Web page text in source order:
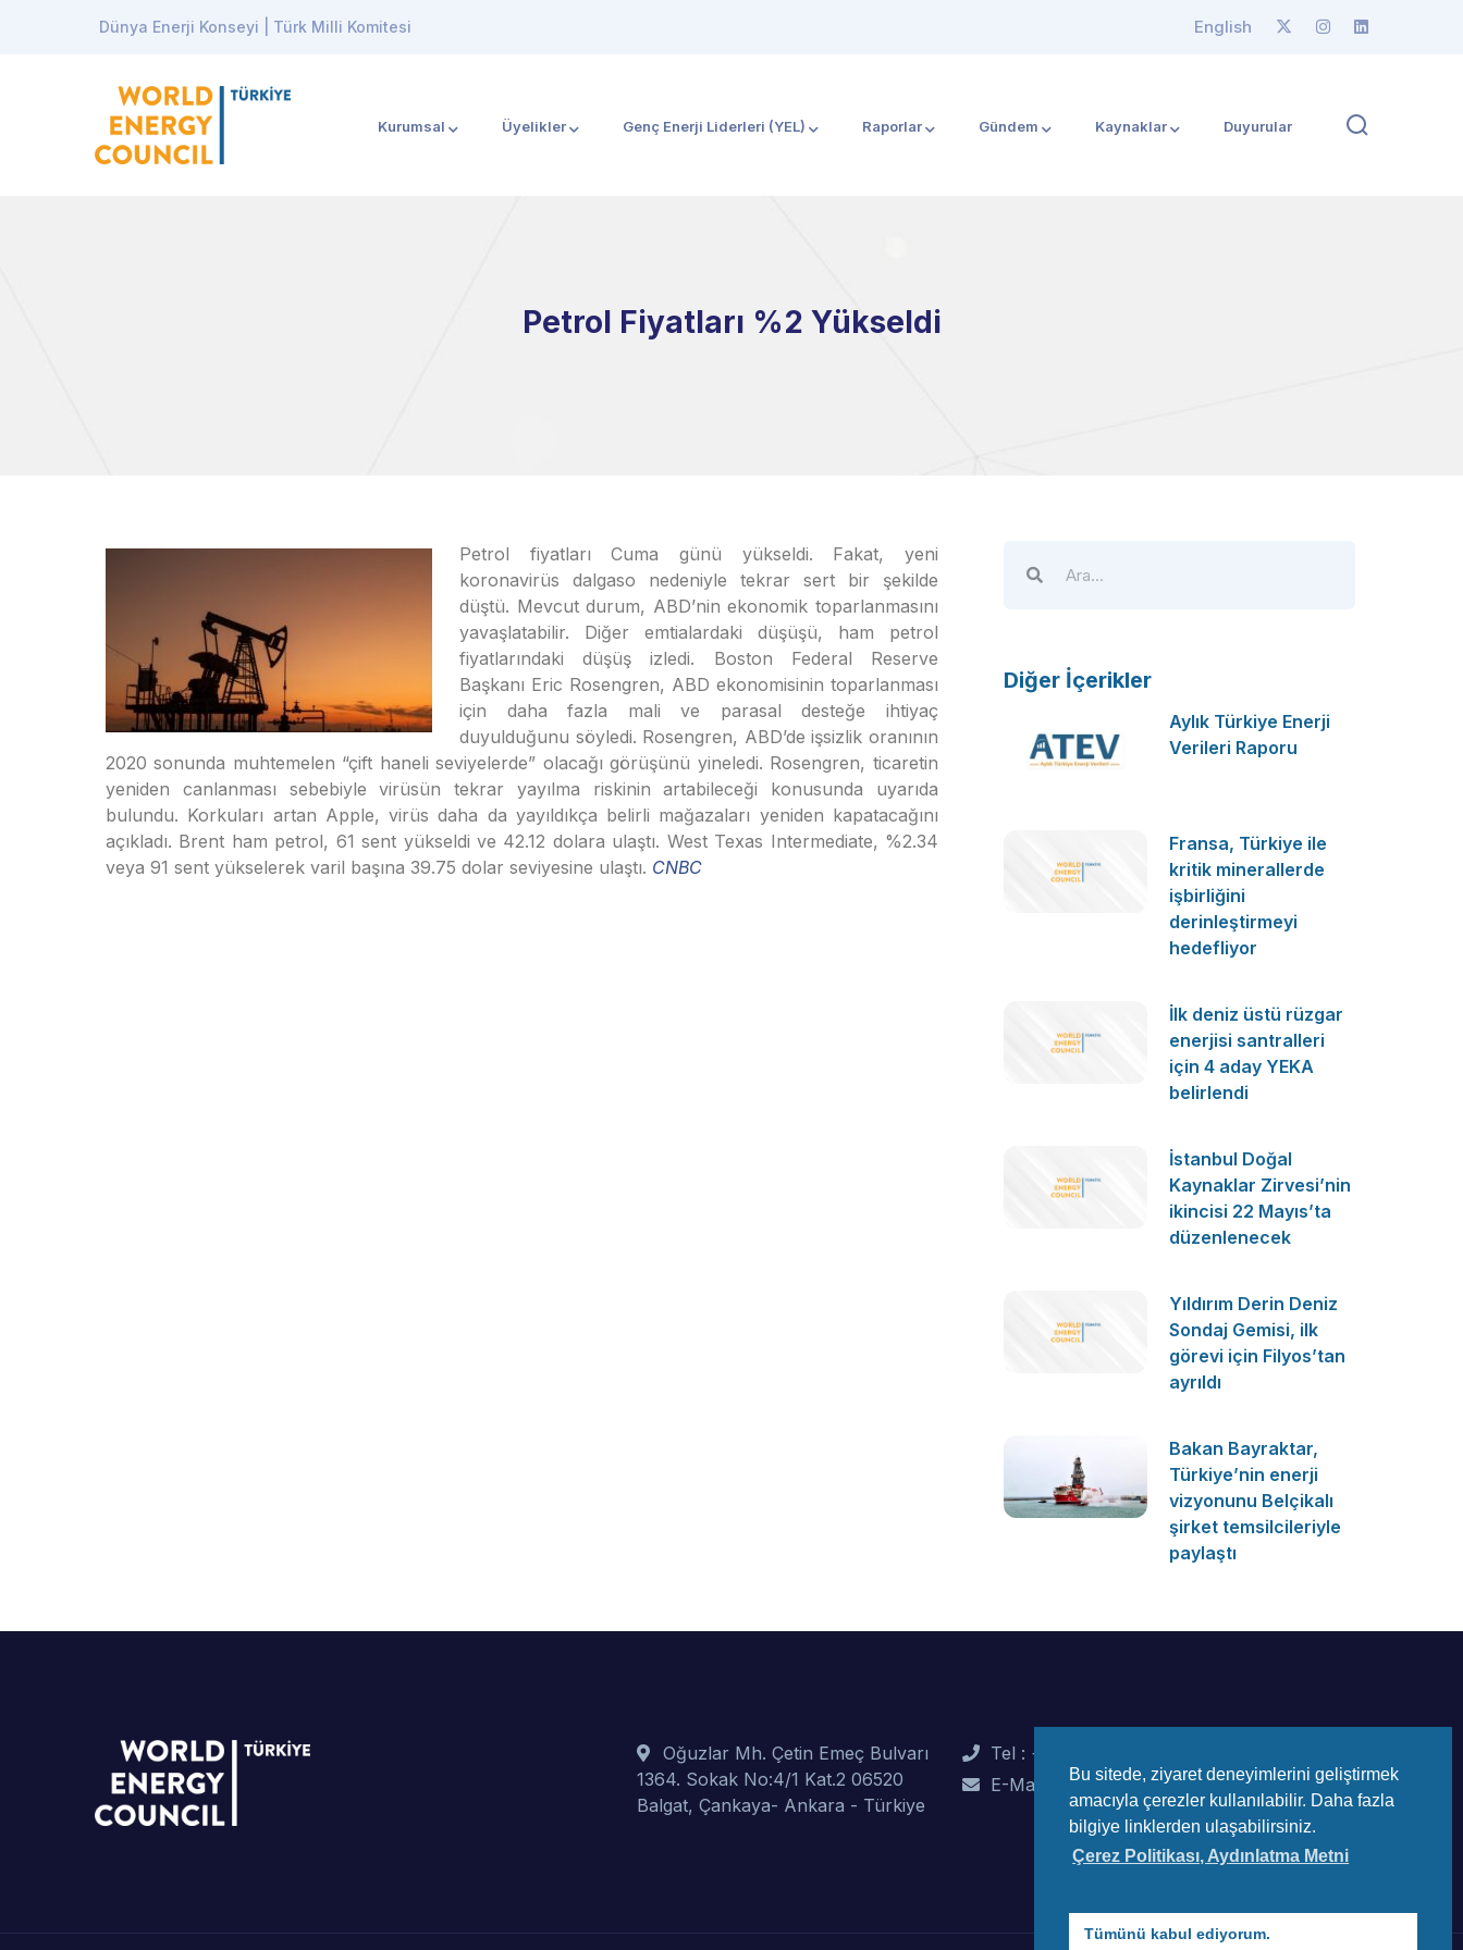
Dünya Enerji Konseyi | Türk Milli Komitesi English
Kurumsal Üyelikler Genç Enerji Liderleri (YEL) Raporlar Gündem Kaynaklar Duyurular
Petrol Fiyatları %2 Yükseldi
Petrol fiyatları Cuma günü yükseldi. Fakat, yeni
koronavirüs dalgaso nedeniyle tekrar sert bir şekilde
düştü. Mevcut durum, ABD’nin ekonomik toparlanmasını
yavaşlatabilir. Diğer emtialardaki düşüşü, ham petrol
fiyatlarındaki düşüş izledi. Boston Federal Reserve
Başkanı Eric Rosengren, ABD ekonomisinin toparlanması
için daha fazla mali ve parasal desteğe ihtiyaç
duyulduğunu söyledi. Rosengren, ABD’de işsizlik oranının
2020 sonunda muhtemelen “çift haneli seviyelerde” olacağı görüşünü yineledi. Rosengren, ticaretin
yeniden canlanması sebebiyle virüsün tekrar yayılma riskinin artabileceği konusunda uyarıda
bulundu. Korkuları artan Apple, virüs daha da yayıldıkça belirli mağazaları yeniden kapatacağını
açıkladı. Brent ham petrol, 61 sent yükseldi ve 42.12 dolara ulaştı. West Texas Intermediate, %2.34
veya 91 sent yükselerek varil başına 39.75 dolar seviyesine ulaştı. CNBC
Diğer İçerikler
Aylık Türkiye Enerji
Verileri Raporu
Fransa, Türkiye ile
kritik minerallerde
işbirliğini
derinleştirmeyi
hedefliyor
İlk deniz üstü rüzgar
enerjisi santralleri
için 4 aday YEKA
belirlendi
İstanbul Doğal
Kaynaklar Zirvesi’nin
ikincisi 22 Mayıs’ta
düzenlenecek
Yıldırım Derin Deniz
Sondaj Gemisi, ilk
görevi için Filyos’tan
ayrıldı
Bakan Bayraktar,
Türkiye’nin enerji
vizyonunu Belçikalı
şirket temsilcileriyle
paylaştı
Oğuzlar Mh. Çetin Emeç Bulvarı
1364. Sokak No:4/1 Kat.2 06520
Balgat, Çankaya- Ankara - Türkiye
Tel : +90 (312) 442 82 78
E-Mail : info@wec-turkiye.org.tr
Bu sitede, ziyaret deneyimlerini geliştirmek
amacıyla çerezler kullanılabilir. Daha fazla
bilgiye linklerden ulaşabilirsiniz.
Çerez Politikası, Aydınlatma Metni
Tümünü kabul ediyorum.